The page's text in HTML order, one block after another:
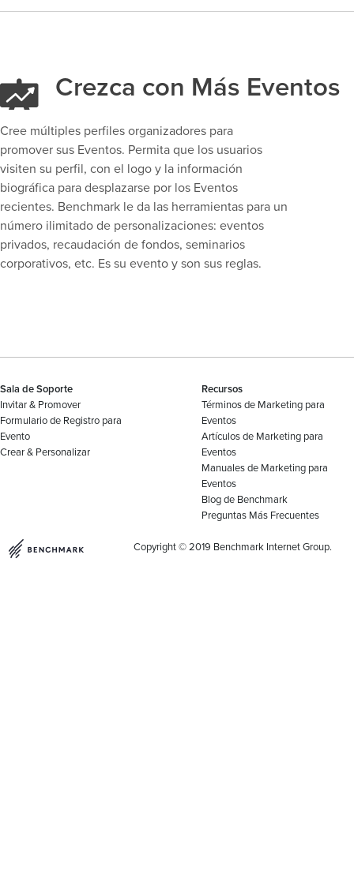
Crezca con Más Eventos
Cree múltiples perfiles organizadores para
promover sus Eventos. Permita que los usuarios
visiten su perfil, con el logo y la información
biográfica para desplazarse por los Eventos
recientes. Benchmark le da las herramientas para un
número ilimitado de personalizaciones: eventos
privados, recaudación de fondos, seminarios
corporativos, etc. Es su evento y son sus reglas.
Sala de Soporte
Invitar & Promover
Formulario de Registro para
Evento
Crear & Personalizar
Recursos
Términos de Marketing para
Eventos
Artículos de Marketing para
Eventos
Manuales de Marketing para
Eventos
Blog de Benchmark
Preguntas Más Frecuentes
Copyright © 2019 Benchmark Internet Group.